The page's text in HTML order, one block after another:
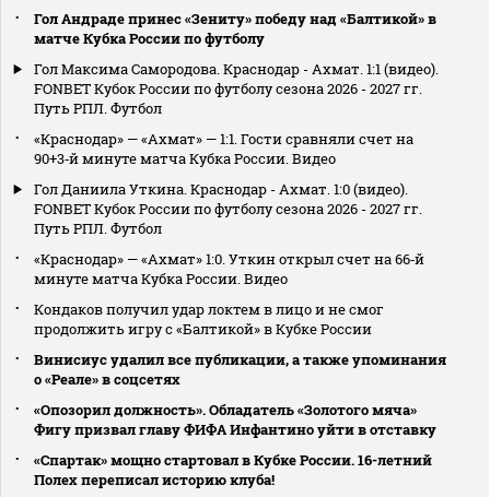
Гол Андраде принес «Зениту» победу над «Балтикой» в
матче Кубка России по футболу
Гол Максима Самородова. Краснодар - Ахмат. 1:1 (видео).
FONBET Кубок России по футболу сезона 2026 - 2027 гг.
Путь РПЛ. Футбол
«Краснодар» — «Ахмат» — 1:1. Гости сравняли счет на
90+3‑й минуте матча Кубка России. Видео
Гол Даниила Уткина. Краснодар - Ахмат. 1:0 (видео).
FONBET Кубок России по футболу сезона 2026 - 2027 гг.
Путь РПЛ. Футбол
«Краснодар» — «Ахмат» 1:0. Уткин открыл счет на 66‑й
минуте матча Кубка России. Видео
Кондаков получил удар локтем в лицо и не смог
продолжить игру с «Балтикой» в Кубке России
Винисиус удалил все публикации, а также упоминания
о «Реале» в соцсетях
«Опозорил должность». Обладатель «Золотого мяча»
Фигу призвал главу ФИФА Инфантино уйти в отставку
«Спартак» мощно стартовал в Кубке России. 16-летний
Полех переписал историю клуба!